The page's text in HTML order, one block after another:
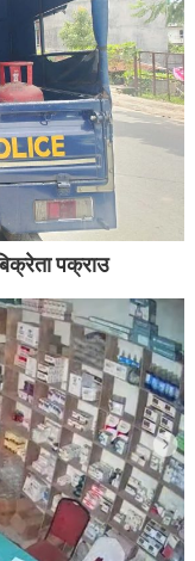
पक्राउ